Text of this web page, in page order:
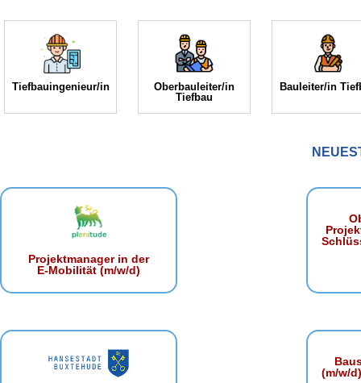
Tiefbauingenieur/in
Oberbauleiter/in
Tiefbau
Bauleiter/in
Projektmanager in der
E‑Mobilität (m/w/d)
(m/w/